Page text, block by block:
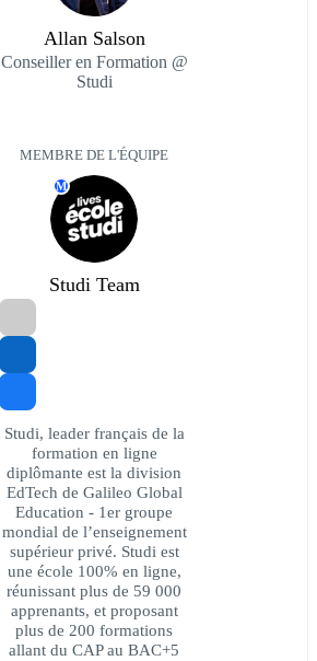
Allan Salson
Conseiller en Formation @
Studi
MEMBRE DE L'ÉQUIPE
M
Studi Team
Studi, leader français de la
formation en ligne
diplômante est la division
EdTech de Galileo Global
Education - 1er groupe
mondial de l’enseignement
supérieur privé. Studi est
une école 100% en ligne,
réunissant plus de 59 000
apprenants, et proposant
plus de 200 formations
allant du CAP au BAC+5